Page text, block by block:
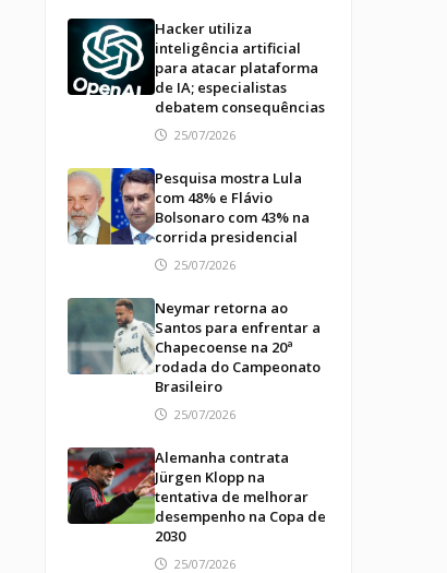
Hacker utiliza
inteligência artificial
para atacar plataforma
de IA; especialistas
debatem consequências
25/07/2026
Pesquisa mostra Lula
com 48% e Flávio
Bolsonaro com 43% na
corrida presidencial
25/07/2026
Neymar retorna ao
Santos para enfrentar a
Chapecoense na 20ª
rodada do Campeonato
Brasileiro
25/07/2026
Alemanha contrata
Jürgen Klopp na
tentativa de melhorar
desempenho na Copa de
2030
25/07/2026